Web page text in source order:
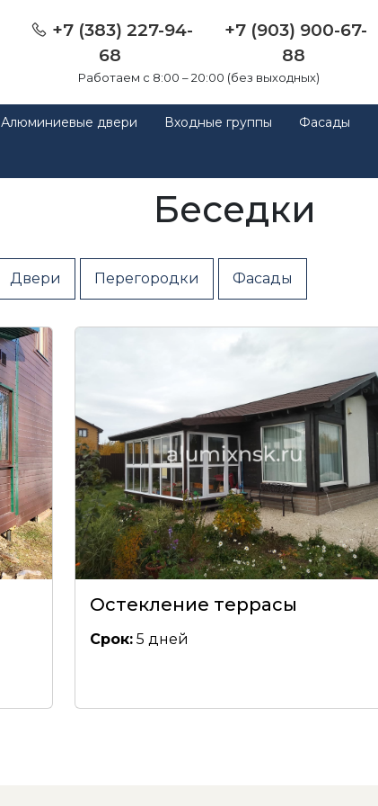
+7 (383) 227-94-
68
+7 (903) 900-67-
88
Работаем с 8:00 – 20:00 (без выходных)
Алюминиевые двери Входные группы Фасады
Беседки
Двери Перегородки Фасады
Остекление террасы
Срок: 5 дней